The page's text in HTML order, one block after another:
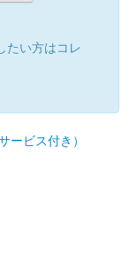
たい方はコレ
ービス付き）